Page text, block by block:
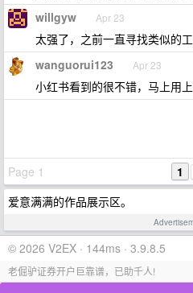
willgyw Apr 23
太强了，之前一直寻找类似的
wanguorui123 Apr 23
小红书看到的很不错，马上用
Page 1 1
爱意满满的作品展示区。
© 2026 V2EX · 144ms · 3.9.8.5
老倔驴证券开户巨靠谱，已助千人!